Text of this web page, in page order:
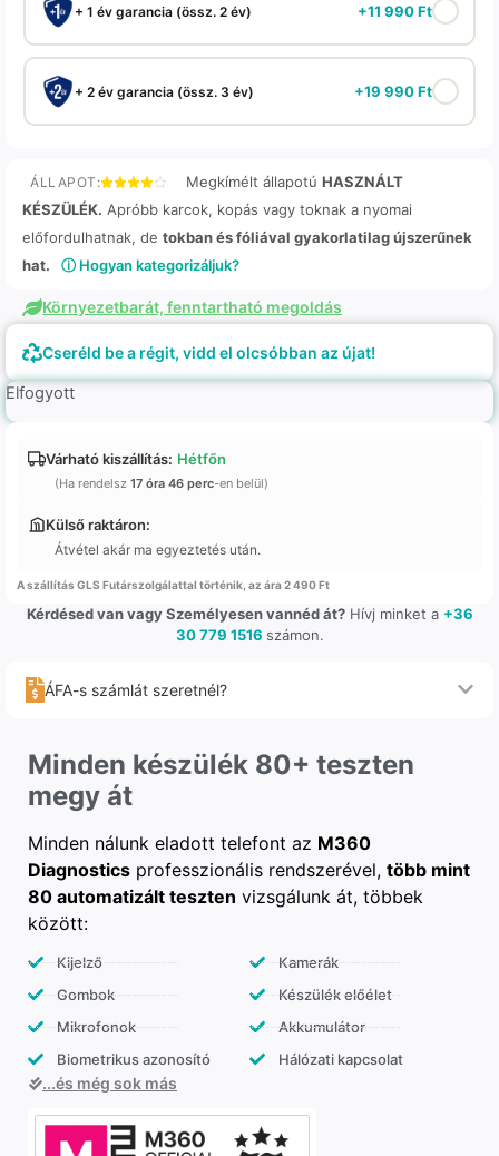
+ 1 év garancia (össz. 2 év) +11 990Ft
+ 2 év garancia (össz. 3 év) +19 990Ft
ÁLLAPOT: Megkímélt állapotú HASZNÁLT
KÉSZÜLÉK. Apróbb karcok, kopás vagy toknak a nyomai
előfordulhatnak, de tokban és fóliával gyakorlatilag újszerűnek
hat.
ⓘ Hogyan kategorizáljuk?
Környezetbarát, fenntartható megoldás
Cseréld be a régit, vidd el olcsóbban az újat!
Elfogyott
Várható kiszállítás: Hétfőn
(Ha rendelsz 17 óra 46 perc-en belül)
Külső raktáron:
Átvétel akár ma egyeztetés után.
A szállítás GLS Futárszolgálattal történik, az ára 2 490 Ft
Kérdésed van vagy Személyesen vannéd át?Hívj minket a +36
30 779 1516 számon.
ÁFA-s számlát szeretnél?
Minden készülék 80+ teszten
megy át
Minden nálunk eladott telefont az M360
Diagnostics professzionális rendszerével, több mint
80 automatizált teszten vizsgálunk át, többek
között:
Kijelző
Gombok
Mikrofonok
Biometrikus azonosító
Kamerák
Készülék előélet
Akkumulátor
Hálózati kapcsolat
...és még sok más